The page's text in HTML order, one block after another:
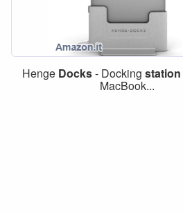
Henge Docks- Dockingstation
MacBook...